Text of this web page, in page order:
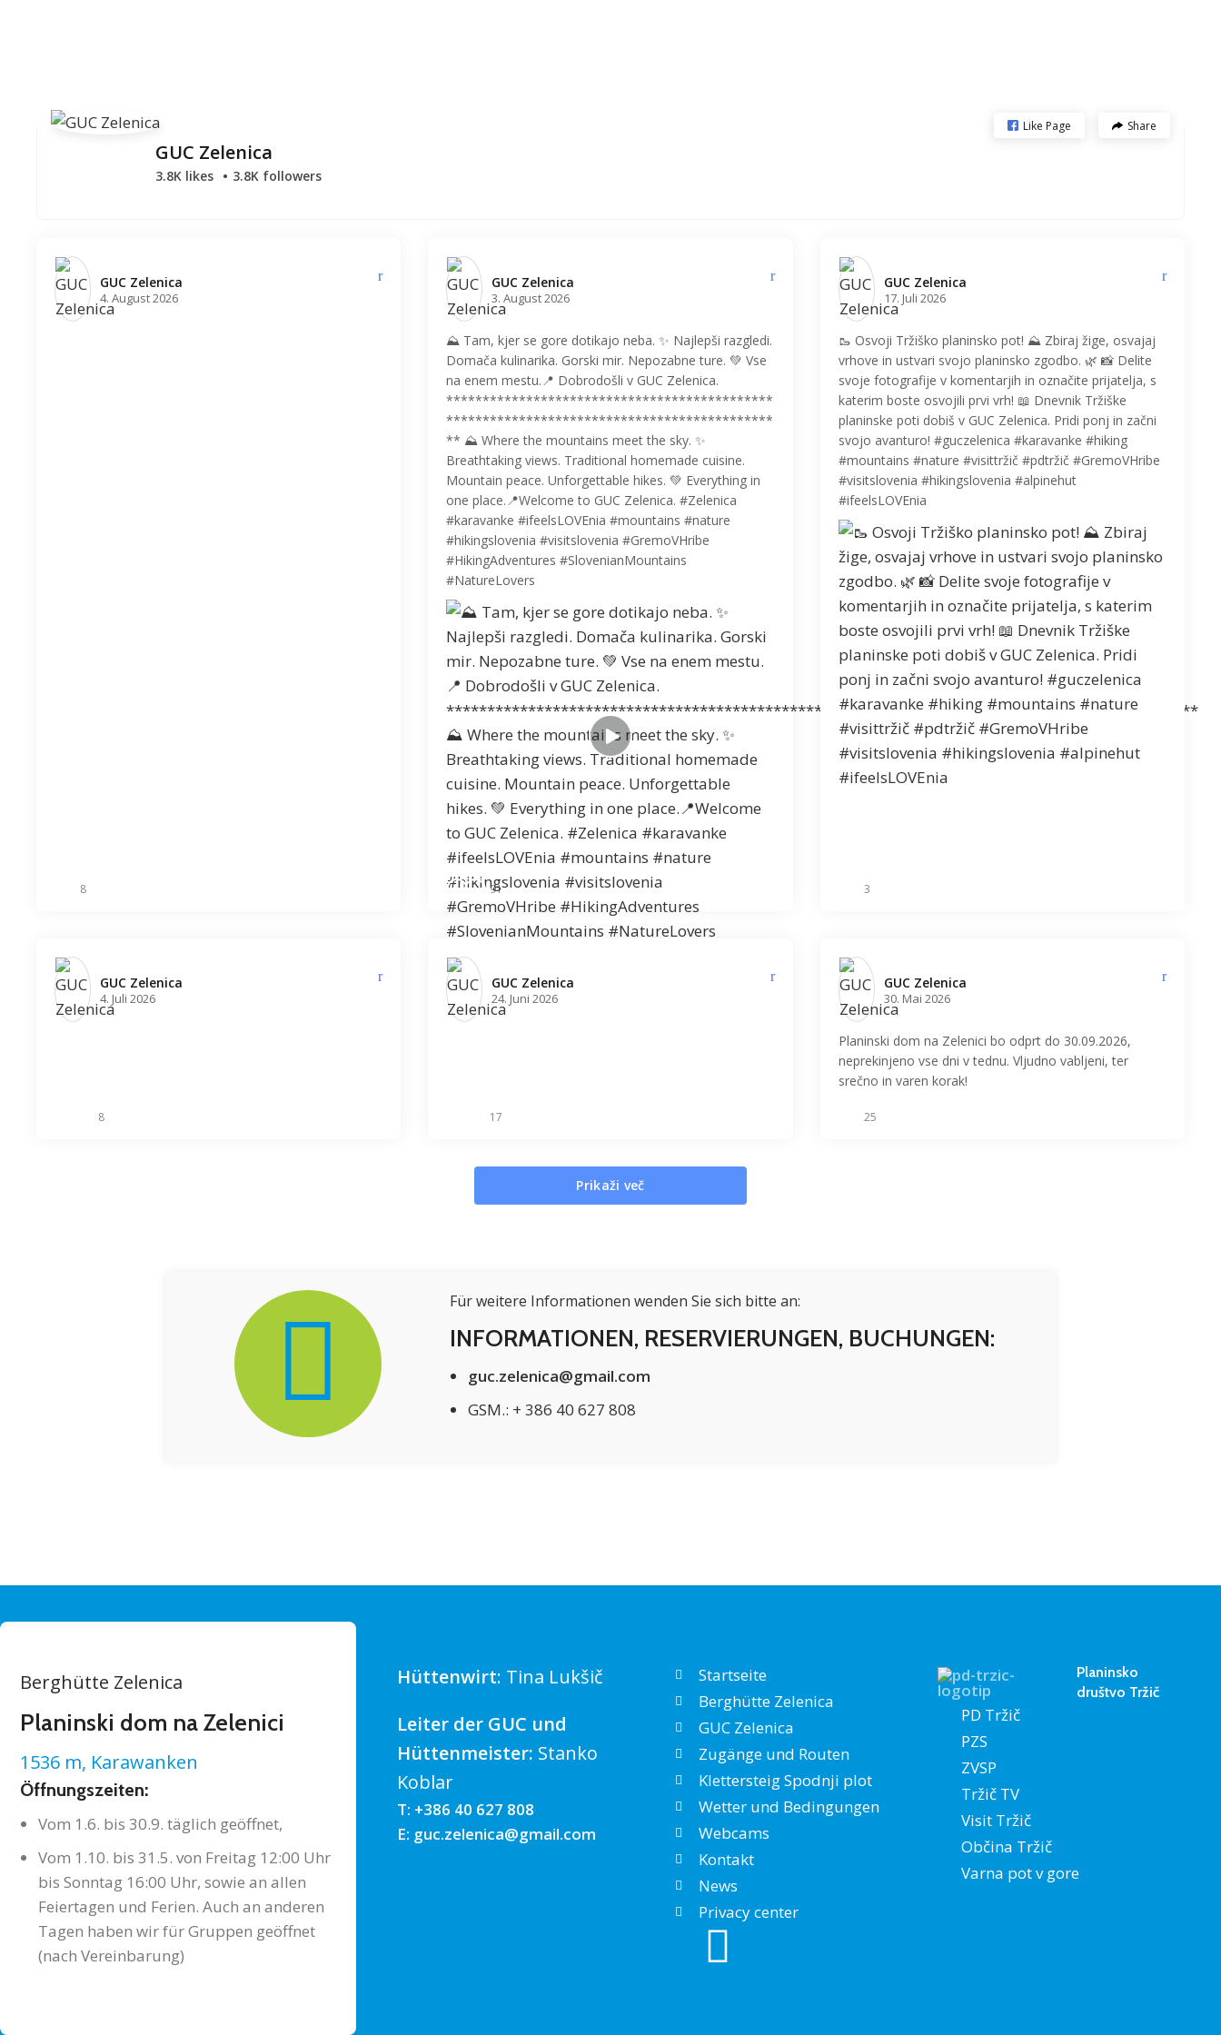
GUC Zelenica
3.8K likes 3.8K followers
Like Page Share
GUC Zelenica️
4. August 2026
8
GUC Zelenica️
3. August 2026
⛰️ Tam, kjer se gore dotikajo neba. ✨ Najlepši razgledi.
Domača kulinarika. Gorski mir. Nepozabne ture. 💚 Vse
na enem mestu.📍 Dobrodošli v GUC Zelenica.
*********************************************
*********************************************
** ⛰️ Where the mountains meet the sky. ✨
Breathtaking views. Traditional homemade cuisine.
Mountain peace. Unforgettable hikes. 💚 Everything in
one place.📍Welcome to GUC Zelenica. #Zelenica
#karavanke #ifeelsLOVEnia #mountains #nature
#hikingslovenia #visitslovenia #GremoVHribe
#HikingAdventures #SlovenianMountains
#NatureLovers
91
GUC Zelenica️
17. Juli 2026
🥾 Osvoji Tržiško planinsko pot! ⛰️ Zbiraj žige, osvajaj
vrhove in ustvari svojo planinsko zgodbo. 🌿 📸 Delite
svoje fotografije v komentarjih in označite prijatelja, s
katerim boste osvojili prvi vrh! 📖 Dnevnik Tržiške
planinske poti dobiš v GUC Zelenica. Pridi ponj in začni
svojo avanturo! #guczelenica #karavanke #hiking
#mountains #nature #visittržič #pdtržič #GremoVHribe
#visitslovenia #hikingslovenia #alpinehut
#ifeelsLOVEnia
3
GUC Zelenica️
4. Juli 2026
8
GUC Zelenica️
24. Juni 2026
17
GUC Zelenica️
30. Mai 2026
Planinski dom na Zelenici bo odprt do 30.09.2026,
neprekinjeno vse dni v tednu. Vljudno vabljeni, ter
srečno in varen korak!
25
Prikaži več
Für weitere Informationen wenden Sie sich bitte an:
INFORMATIONEN, RESERVIERUNGEN, BUCHUNGEN:
guc.zelenica@gmail.com
GSM.: + 386 40 627 808
Berghütte Zelenica
Planinski dom na Zelenici
1536 m, Karawanken
Öffnungszeiten:
Vom 1.6. bis 30.9. täglich geöffnet,
Vom 1.10. bis 31.5. von Freitag 12:00 Uhr
bis Sonntag 16:00 Uhr, sowie an allen
Feiertagen und Ferien. Auch an anderen
Tagen haben wir für Gruppen geöffnet
(nach Vereinbarung)
Hüttenwirt: Tina Lukšič
Leiter der GUC und
Hüttenmeister: Stanko
Koblar
T: +386 40 627 808
E: guc.zelenica@gmail.com
Startseite
Berghütte Zelenica
GUC Zelenica
Zugänge und Routen
Klettersteig Spodnji plot
Wetter und Bedingungen
Webcams
Kontakt
News
Privacy center
Planinsko
društvo Tržič
PD Tržič
PZS
ZVSP
Tržič TV
Visit Tržič
Občina Tržič
Varna pot v gore